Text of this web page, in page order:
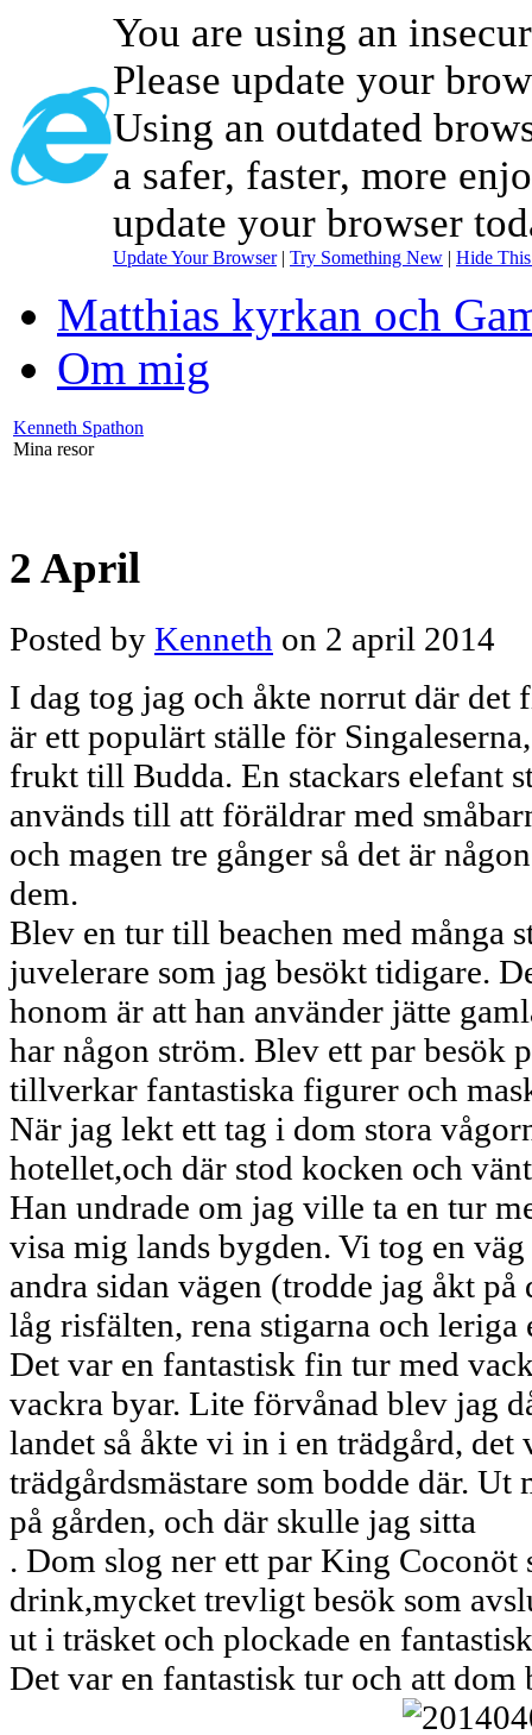
You are using an
Please update your
Using an outdated
a safer, faster, more
update your browser
Update Your Browser| Try Something New | Hide
Matthias kyrkan och
Om mig
Kenneth Spathon
Mina resor
2 April
Posted by Kenneth on 2 april 2014
I dag tog jag och åkte norrut där det
är ett populärt ställe för
frukt till Budda. En stackars elefant
används till att föräldrar med
och magen tre gånger så det är
dem.
Blev en tur till beachen med många
juvelerare som jag besökt tidigare.
honom är att han använder jätte
har någon ström. Blev ett par besök
tillverkar fantastiska figurer och
När jag lekt ett tag i dom stora
hotellet,och där stod kocken och
Han undrade om jag ville ta en tur
visa mig lands bygden. Vi tog en
andra sidan vägen (trodde jag åkt
låg risfälten, rena stigarna och
Det var en fantastisk fin tur med
vackra byar. Lite förvånad blev jag
landet så åkte vi in i en trädgård, det
trädgårdsmästare som bodde där.
på gården, och där skulle jag sitta
. Dom slog ner ett par King
drink,mycket trevligt besök som
ut i träsket och plockade en
Det var en fantastisk tur och att dom